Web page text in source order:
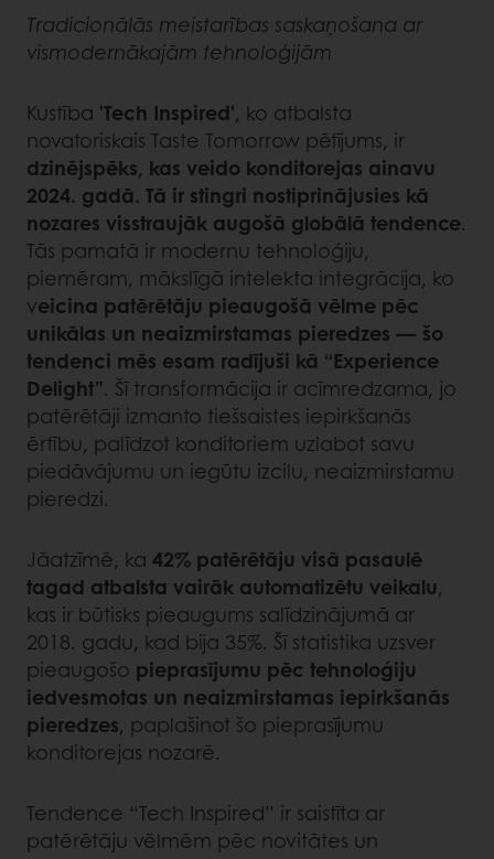
Tradicionālās meistarības saskaņošana ar
vismodernākajām tehnoloģijām
Kustība 'Tech Inspired', ko atbalsta
novatoriskais Taste Tomorrow pētījums, ir
dzinējspēks, kas veido konditorejas ainavu
2024. gadā. Tā ir stingri nostiprinājusies kā
nozares visstraujāk augošā globālā tendence.
Tās pamatā ir modernu tehnoloģiju,
piemēram, mākslīgā intelekta integrācija, ko
veicina patērētāju pieaugošā vēlme pēc
unikālas un neaizmirstamas pieredzes — šo
tendenci mēs esam radījuši kā “Experience
Delight”. Šī transformācija ir acīmredzama, jo
patērētāji izmanto tiešsaistes iepirkšanās
ērtību, palīdzot konditoriem uzlabot savu
piedāvājumu un iegūtu izcilu, neaizmirstamu
pieredzi.
Jāatzīmē, ka 42% patērētāju visā pasaulē
tagad atbalsta vairāk automatizētu veikalu,
kas ir būtisks pieaugums salīdzinājumā ar
2018. gadu, kad bija 35%. Šī statistika uzsver
pieaugošo pieprasījumu pēc tehnoloģiju
iedvesmotas un neaizmirstamas iepirkšanās
pieredzes, paplašinot šo pieprasījumu
konditorejas nozarē.
Tendence “Tech Inspired” ir saistīta ar
patērētāju vēlmēm pēc novitātes un